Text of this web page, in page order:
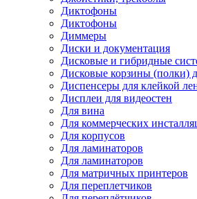
Диктофоны
Диктофоны
Диммеры
Диски и документация
Дисковые и гибридные
Дисковые корзины (полки)
Диспенсеры для клейкой
Дисплеи для видеостен
Для вина
Для коммерческих
Для корпусов
Для ламинаторов
Для ламинаторов
Для матричных принтеров
Для переплетчиков